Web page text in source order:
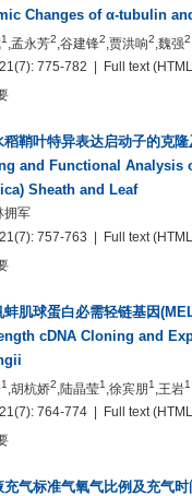
Changes of α-tubulin
1 ,孟永芳2,谷建锋2,贾洪响2,魏强2
775-782 | Full text
稻鞘叶特异表达启动子的克
and Functional Analysis
Sheath and Leaf
拥军
757-763 | Full text
蚌肌球蛋白必需轻链基因
cDNA Cloning and
1 ,胡杭娇2,陆晶莹1 ,徐宾朋 1 ,王岩1
764-774 | Full text
充气标准气氧气比例及充气